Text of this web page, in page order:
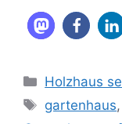
Kategorien
Holzhaus
gartenhaus,